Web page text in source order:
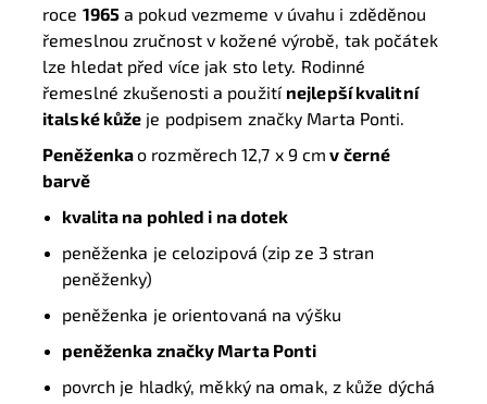
roce 1965a pokud vezmeme v úvahu i zděděnou
řemeslnou zručnost v kožené výrobě, tak počátek
lze hledat před více jak sto lety. Rodinné
řemeslné zkušenosti a použití nejlepší kvalitní
italské kůže je podpisem značky Marta Ponti.
Peněženkao rozměrech 12,7 x 9 cm v černé
barvě
kvalita na pohled i na dotek
peněženka je celozipová (zip ze 3 stran
peněženky)
peněženka je orientovaná na výšku
peněženka značky Marta Ponti
povrch je hladký, měkký na omak, z kůže dýchá